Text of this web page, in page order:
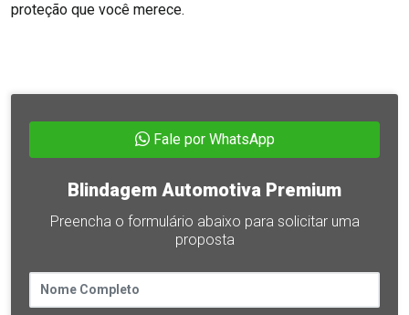
proteção que você merece.
Fale por WhatsApp
Blindagem Automotiva Premium
Preencha o formulário abaixo para solicitar uma
proposta